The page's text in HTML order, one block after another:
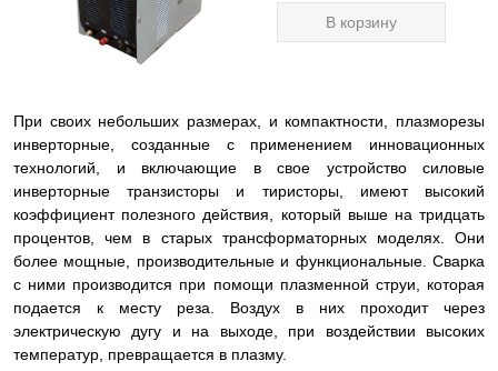
В корзину
При своих небольших размерах, и компактности, плазморезы
инверторные, созданные с применением инновационных
технологий, и включающие в свое устройство силовые
инверторные транзисторы и тиристоры, имеют высокий
коэффициент полезного действия, который выше на тридцать
процентов, чем в старых трансформаторных моделях. Они
более мощные, производительные и функциональные. Сварка
с ними производится при помощи плазменной струи, которая
подается к месту реза. Воздух в них проходит через
электрическую дугу и на выходе, при воздействии высоких
температур, превращается в плазму.